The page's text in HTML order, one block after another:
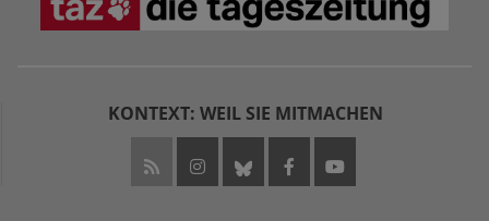
KONTEXT: WEIL SIE MITMACHEN